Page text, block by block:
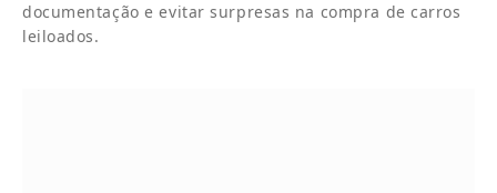
documentação e evitar surpresas na compra de carros
leiloados.